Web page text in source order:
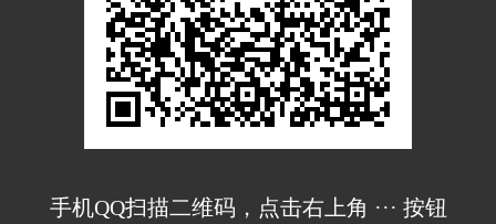
手机QQ扫描二维码，点击右上角 ··· 按钮